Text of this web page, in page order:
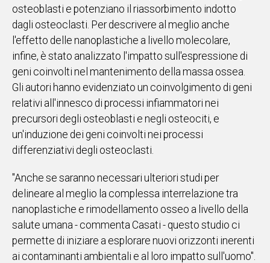
osteoblasti e potenziano il riassorbimento indotto
dagli osteoclasti. Per descrivere al meglio anche
l'effetto delle nanoplastiche a livello molecolare,
infine, è stato analizzato l'impatto sull'espressione di
geni coinvolti nel mantenimento della massa ossea.
Gli autori hanno evidenziato un coinvolgimento di geni
relativi all'innesco di processi infiammatori nei
precursori degli osteoblasti e negli osteociti, e
un'induzione dei geni coinvolti nei processi
differenziativi degli osteoclasti.
"Anche se saranno necessari ulteriori studi per
delineare al meglio la complessa interrelazione tra
nanoplastiche e rimodellamento osseo a livello della
salute umana - commenta Casati - questo studio ci
permette di iniziare a esplorare nuovi orizzonti inerenti
ai contaminanti ambientali e al loro impatto sull'uomo".